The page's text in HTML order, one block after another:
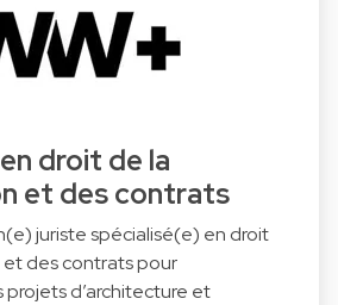
droit de la
et des contrats
juriste spécialisé(e) en droit
des contrats pour
d’architecture et